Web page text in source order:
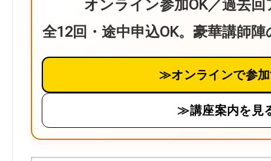
オンライン参加OK／過去
全12回・途中申込OK。豪華講師
≫オンラインで参
≫講座案内を見